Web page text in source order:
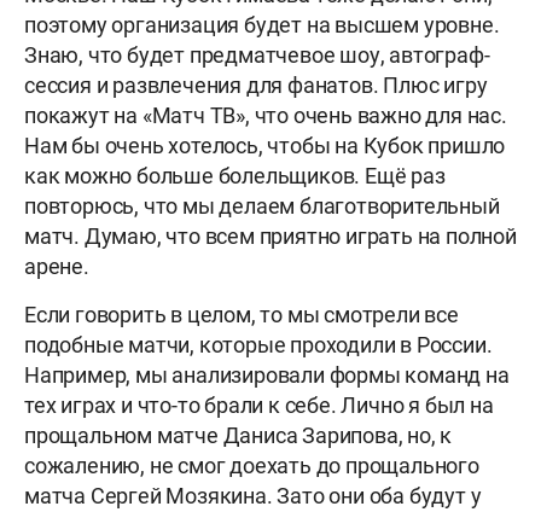
поэтому организация будет на высшем уровне.
Знаю, что будет предматчевое шоу, автограф-
сессия и развлечения для фанатов. Плюс игру
покажут на «Матч ТВ», что очень важно для нас.
Нам бы очень хотелось, чтобы на Кубок пришло
как можно больше болельщиков. Ещё раз
повторюсь, что мы делаем благотворительный
матч. Думаю, что всем приятно играть на полной
арене.
Если говорить в целом, то мы смотрели все
подобные матчи, которые проходили в России.
Например, мы анализировали формы команд на
тех играх и что-то брали к себе. Лично я был на
прощальном матче Даниса Зарипова, но, к
сожалению, не смог доехать до прощального
матча Сергей Мозякина. Зато они оба будут у